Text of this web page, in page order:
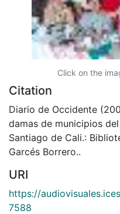
Click on the
Citation
Diario de Occidente
damas de municipios
Santiago de Cali.:
Garcés Borrero..
URI
https://
7588